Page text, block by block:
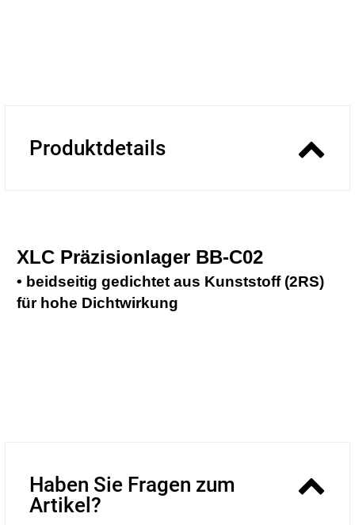
Produktdetails
XLC Präzisionlager BB-C02
• beidseitig gedichtet aus Kunststoff (2RS)
für hohe Dichtwirkung
Haben Sie Fragen zum
Artikel?